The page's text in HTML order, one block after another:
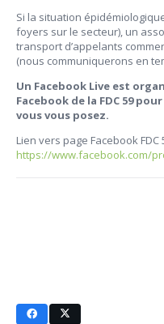
Si la situation
foyers sur le secteur), un
transport d’appelants
(nous communiquerons en
Un Facebook Live est
Facebook de la FDC 59
vous vous posez.
Lien vers page Facebook FDC
https://www.facebook.com/